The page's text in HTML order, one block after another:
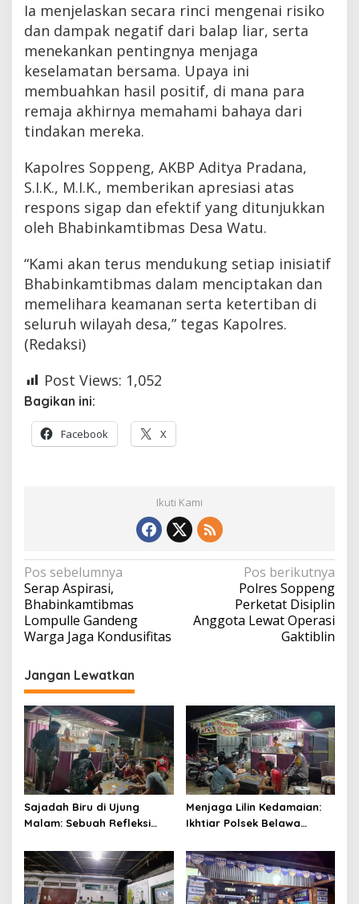
Ia menjelaskan secara rinci mengenai risiko
dan dampak negatif dari balap liar, serta
menekankan pentingnya menjaga
keselamatan bersama. Upaya ini
membuahkan hasil positif, di mana para
remaja akhirnya memahami bahaya dari
tindakan mereka.
Kapolres Soppeng, AKBP Aditya Pradana,
S.I.K., M.I.K., memberikan apresiasi atas
respons sigap dan efektif yang ditunjukkan
oleh Bhabinkamtibmas Desa Watu.
“Kami akan terus mendukung setiap inisiatif
Bhabinkamtibmas dalam menciptakan dan
memelihara keamanan serta ketertiban di
seluruh wilayah desa,” tegas Kapolres.
(Redaksi)
Post Views: 1,052
Bagikan ini:
Facebook X
Ikuti Kami
Navigasi
pos
Pos sebelumnya
Serap Aspirasi,
Bhabinkamtibmas
Lompulle Gandeng
Warga Jaga Kondusifitas
Pos berikutnya
Polres Soppeng
Perketat Disiplin
Anggota Lewat Operasi
Gaktiblin
Jangan Lewatkan
Sajadah Biru di Ujung
Malam: Sebuah Refleksi
Silaturahmi
Menjaga Lilin Kedamaian:
Ikhtiar Polsek Belawa
Ketenteraman Umat